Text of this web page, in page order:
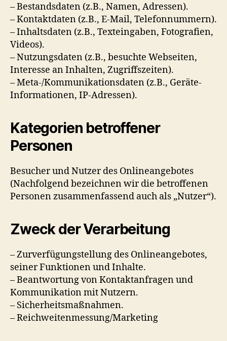
– Bestandsdaten (z.B., Namen, Adressen).
– Kontaktdaten (z.B., E-Mail, Telefonnummern).
– Inhaltsdaten (z.B., Texteingaben, Fotografien,
Videos).
– Nutzungsdaten (z.B., besuchte Webseiten,
Interesse an Inhalten, Zugriffszeiten).
– Meta-/Kommunikationsdaten (z.B., Geräte-
Informationen, IP-Adressen).
Kategorien betroffener
Personen
Besucher und Nutzer des Onlineangebotes
(Nachfolgend bezeichnen wir die betroffenen
Personen zusammenfassend auch als „Nutzer“).
Zweck der Verarbeitung
– Zurverfügungstellung des Onlineangebotes,
seiner Funktionen und Inhalte.
– Beantwortung von Kontaktanfragen und
Kommunikation mit Nutzern.
– Sicherheitsmaßnahmen.
– Reichweitenmessung/Marketing